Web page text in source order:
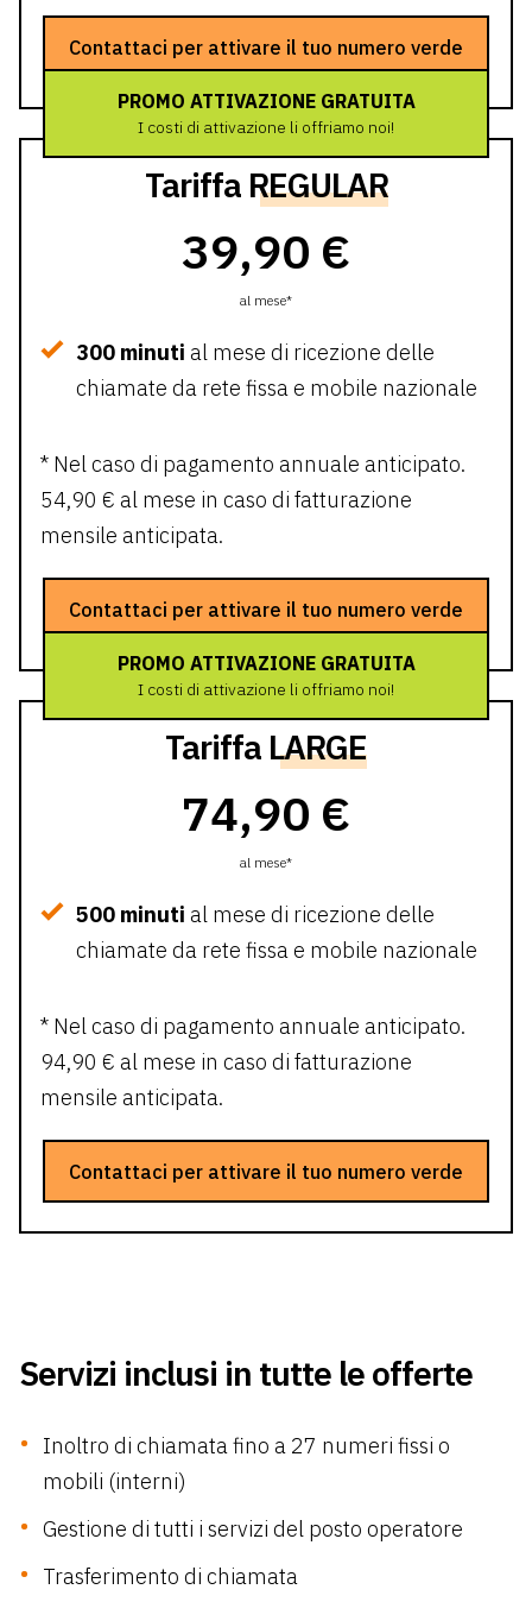
Contattaci per attivare il tuo numero verde
PROMO ATTIVAZIONE GRATUITA
I costi di attivazione li offriamo noi!
Tariffa REGULAR
39,90 €
al mese*
300 minuti al mese di ricezione delle
chiamate da rete fissa e mobile nazionale
* Nel caso di pagamento annuale anticipato.
54,90 € al mese in caso di fatturazione
mensile anticipata.
Contattaci per attivare il tuo numero verde
PROMO ATTIVAZIONE GRATUITA
I costi di attivazione li offriamo noi!
Tariffa LARGE
74,90 €
al mese*
500 minuti al mese di ricezione delle
chiamate da rete fissa e mobile nazionale
* Nel caso di pagamento annuale anticipato.
94,90 € al mese in caso di fatturazione
mensile anticipata.
Contattaci per attivare il tuo numero verde
Servizi inclusi in tutte le offerte
Inoltro di chiamata fino a 27 numeri fissi o
mobili (interni)
Gestione di tutti i servizi del posto operatore
Trasferimento di chiamata